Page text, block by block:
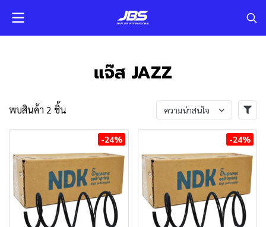
แจ๊ส JAZZ
พบสินค้า 2 ชิ้น ความน่าสนใจ
-24% -24%